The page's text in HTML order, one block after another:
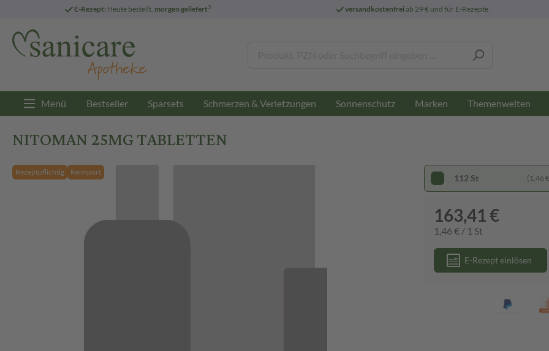
E-Rezept: Heute bestellt, morgen geliefert3 versandkostenfreiab 29 € und für E-Rezepte
Menü Bestseller Sparsets Schmerzen & Verletzungen Sonnenschutz Marken Themenwelten
NITOMAN 25MG TABLETTEN
Rezeptpflichtig Reimport
112 St (1,46
163,41 €
1,46 € / 1 St
E-Rezept einlösen